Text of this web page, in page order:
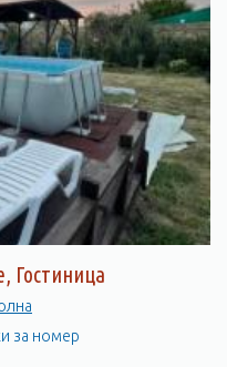
Гостиница
за номер